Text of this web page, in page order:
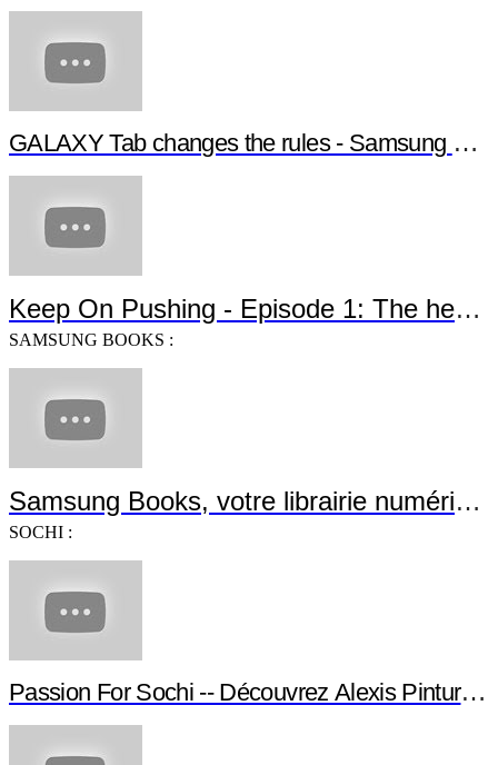
GALAXY Tab changes the rules - Samsung
Keep On Pushing - Episode 1: The
SAMSUNG BOOKS :
Samsung Books, votre librairie
SOCHI :
Passion For Sochi -- Découvrez Alexis